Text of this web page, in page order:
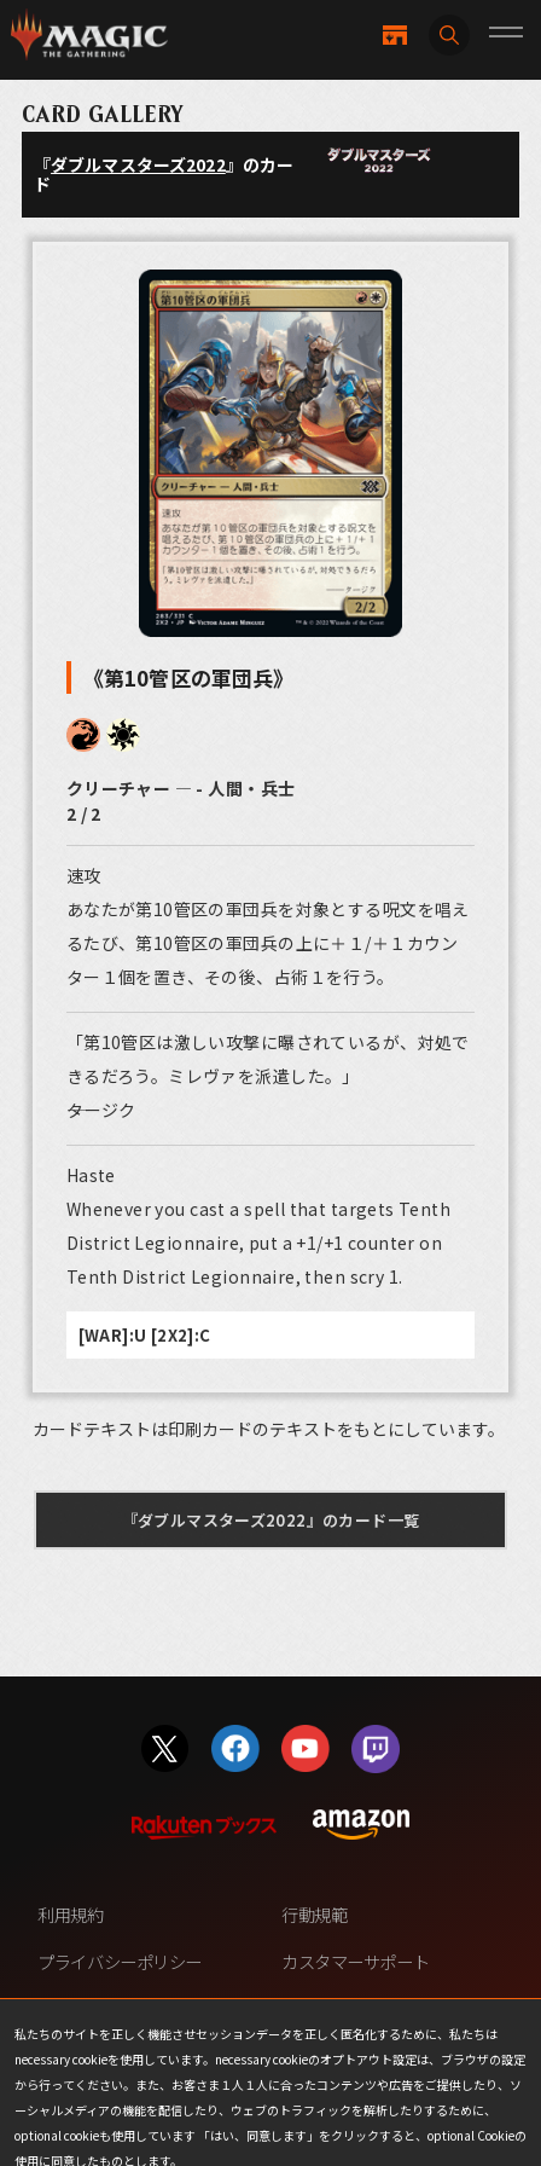
CARD GALLERY
『ダブルマスターズ2022』のカー
ド
《第10管区の軍団兵》
クリーチャー ― - 人間・兵士
2 / 2
速攻
あなたが第10管区の軍団兵を対象とする呪文を唱え
るたび、第10管区の軍団兵の上に＋１/＋１カウン
ター１個を置き、その後、占術１を行う。
「第10管区は激しい攻撃に曝されているが、対処で
きるだろう。ミレヴァを派遣した。」
――タージク
Haste
Whenever you cast a spell that targets Tenth
District Legionnaire, put a +1/+1 counter on
Tenth District Legionnaire, then scry 1.
[WAR]:U [2X2]:C
カードテキストは印刷カードのテキストをもとにしています。
『ダブルマスターズ2022』のカード一覧
私たちのサイトを正しく機能させセッションデータを正しく匿名化するために、私たちは
necessary cookieを使用しています。necessary cookieのオプトアウト設定は、ブラウザの設定
から行ってください。また、お客さま１人１人に合ったコンテンツや広告をご提供したり、ソ
ーシャルメディアの機能を配信したり、ウェブのトラフィックを解析したりするために、
optional cookieも使用しています 「はい、同意します」をクリックすると、optional Cookieの
使用に同意したものとします。
利用規約
行動規範
プライバシーポリシー
カスタマーサポート
ファンコンテンツ・ポリシー
個人情報の販売や共有を許可し
ない
COOKIE
プレスリリース
会社情報
お問い合わせ